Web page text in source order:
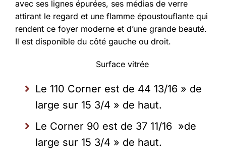
avec ses lignes épurées, ses médias de verre
attirant le regard et une flamme époustouflante qui
rendent ce foyer moderne et d’une grande beauté.
Il est disponible du côté gauche ou droit.
Surface vitrée
Le 110 Corner est de 44 13/16 » de
large sur 15 3/4 » de haut.
Le Corner 90 est de 37 11/16 »de
large sur 15 3/4 » de haut.